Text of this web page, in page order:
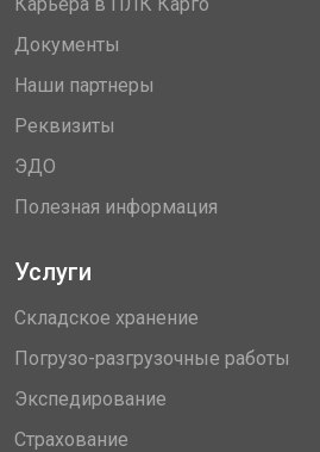
Документы
Наши партнеры
Реквизиты
ЭДО
Полезная информация
Услуги
Складское хранение
Погрузо-разгрузочные работы
Экспедирование
Страхование